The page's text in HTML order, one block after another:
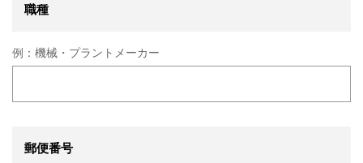
職種
例： 機械・プラントメーカー
郵便番号